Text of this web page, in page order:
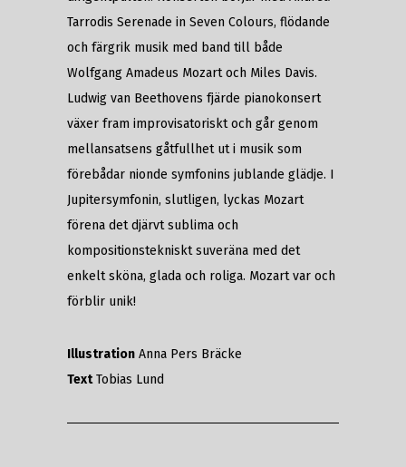
Tarrodis Serenade in Seven Colours, flödande
och färgrik musik med band till både
Wolfgang Amadeus Mozart och Miles Davis.
Ludwig van Beethovens fjärde pianokonsert
växer fram improvisatoriskt och går genom
mellansatsens gåtfullhet ut i musik som
förebådar nionde symfonins jublande glädje. I
Jupitersymfonin, slutligen, lyckas Mozart
förena det djärvt sublima och
kompositionstekniskt suveräna med det
enkelt sköna, glada och roliga. Mozart var och
förblir unik!
Illustration Anna Pers Bräcke
TextTobias Lund